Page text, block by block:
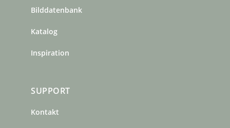
Bilddatenbank
Katalog
Inspiration
SUPPORT
Kontakt